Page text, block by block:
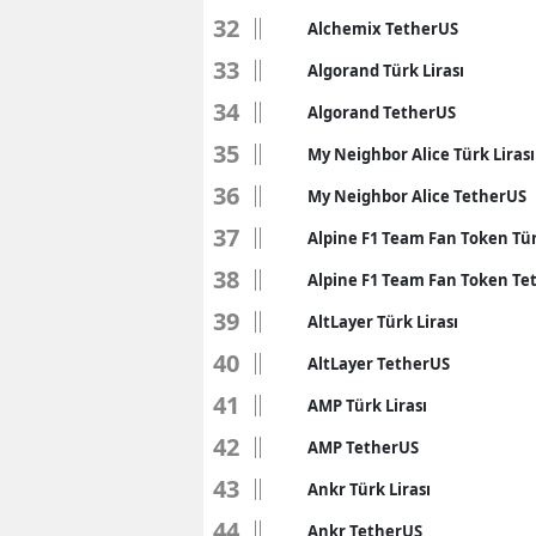
32
Alchemix TetherUS
33 Algorand Türk Lirası
34 Algorand TetherUS
35 My Neighbor Alice Türk Lirası
36 My Neighbor Alice TetherUS
37 Alpine F1 Team Fan Token
38 Alpine F1 Team Fan Token
39 AltLayer Türk Lirası
40 AltLayer TetherUS
41 AMP Türk Lirası
42 AMP TetherUS
43 Ankr Türk Lirası
Ankr TetherUS